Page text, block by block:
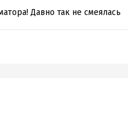
Давно так не смеялась